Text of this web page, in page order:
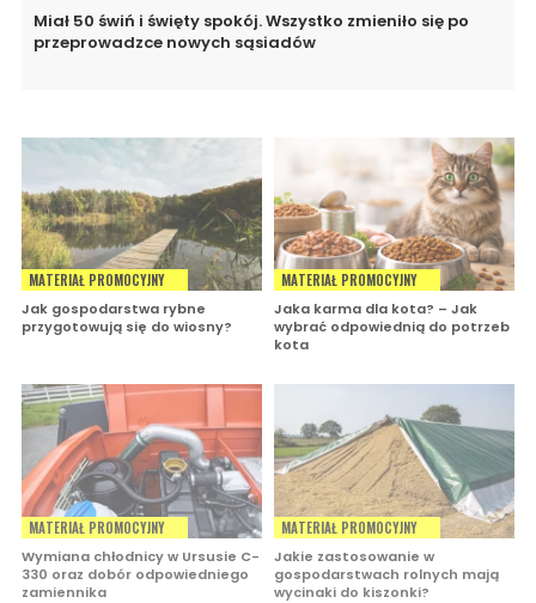
Miał 50 świń i święty spokój. Wszystko zmieniło się po
przeprowadzce nowych sąsiadów
MATERIAŁ PROMOCYJNY
Jak gospodarstwa rybne
przygotowują się do wiosny?
MATERIAŁ PROMOCYJNY
Jaka karma dla kota? – Jak
wybrać odpowiednią do potrzeb
kota
MATERIAŁ PROMOCYJNY
Wymiana chłodnicy w Ursusie C-
330 oraz dobór odpowiedniego
zamiennika
MATERIAŁ PROMOCYJNY
Jakie zastosowanie w
gospodarstwach rolnych mają
wycinaki do kiszonki?